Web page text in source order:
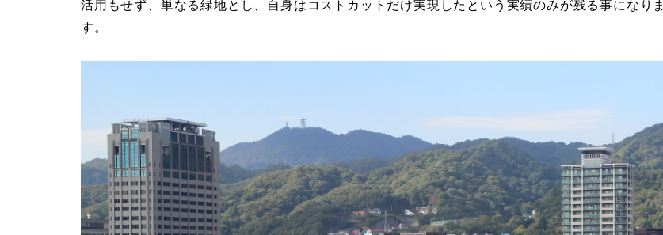
活用もせず、単なる緑地とし、自身はコストカットだけ実現したという実績のみが残る事になりま
す。